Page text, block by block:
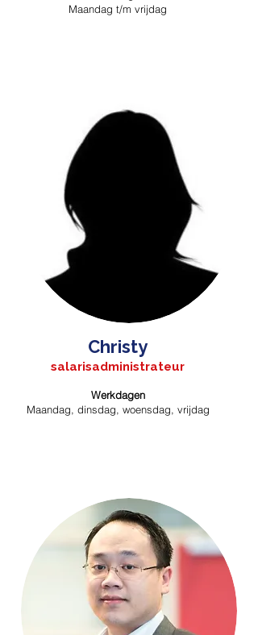
Maandag t/m vrijdag
Christy
salarisadministrateur
Werkdagen
Maandag, dinsdag, woensdag, vrijdag